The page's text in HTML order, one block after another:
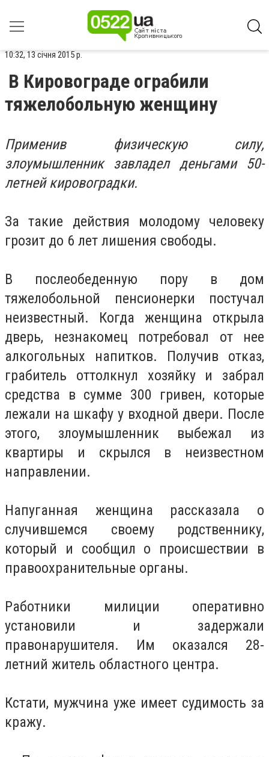
10:32, 13 січня 2015 р.
В Кировограде ограбили
тяжелобольную женщину
Применив физическую силу,
злоумышленник завладел деньгами 50-
летней кировоградки.
За такие действия молодому человеку
грозит до 6 лет лишения свободы.
В послеобеденную пору в дом
тяжелобольной пенсионерки постучал
неизвестный. Когда женщина открыла
дверь, незнакомец потребовал от нее
алкогольных напитков. Получив отказ,
грабитель оттолкнул хозяйку и забрал
средства в сумме 300 гривен, которые
лежали на шкафу у входной двери. После
этого, злоумышленник выбежал из
квартиры и скрылся в неизвестном
направлении.
Напуганная женщина рассказала о
случившемся своему родственнику,
который и сообщил о происшествии в
правоохранительные органы.
Работники милиции оперативно
установили и задержали
правонарушителя. Им оказался 28-
летний житель областного центра.
Кстати, мужчина уже имеет судимость за
кражу.